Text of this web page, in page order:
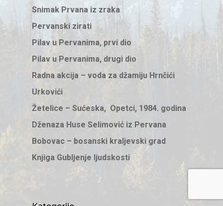
Snimak Prvana iz zraka
Pervanski zirati
Pilav u Pervanima, prvi dio
Pilav u Pervanima, drugi dio
Radna akcija – voda za džamiju Hrnčići
Urkovići
Žetelice – Sućeska, Opetci, 1984. godina
Dženaza Huse Selimović iz Pervana
Bobovac – bosanski kraljevski grad
Knjiga Gubljenje ljudskosti